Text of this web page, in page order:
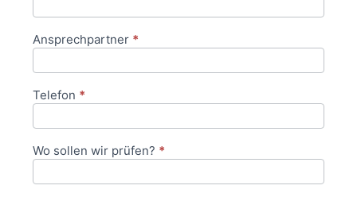
Ansprechpartner *
Telefon *
Wo sollen wir prüfen? *